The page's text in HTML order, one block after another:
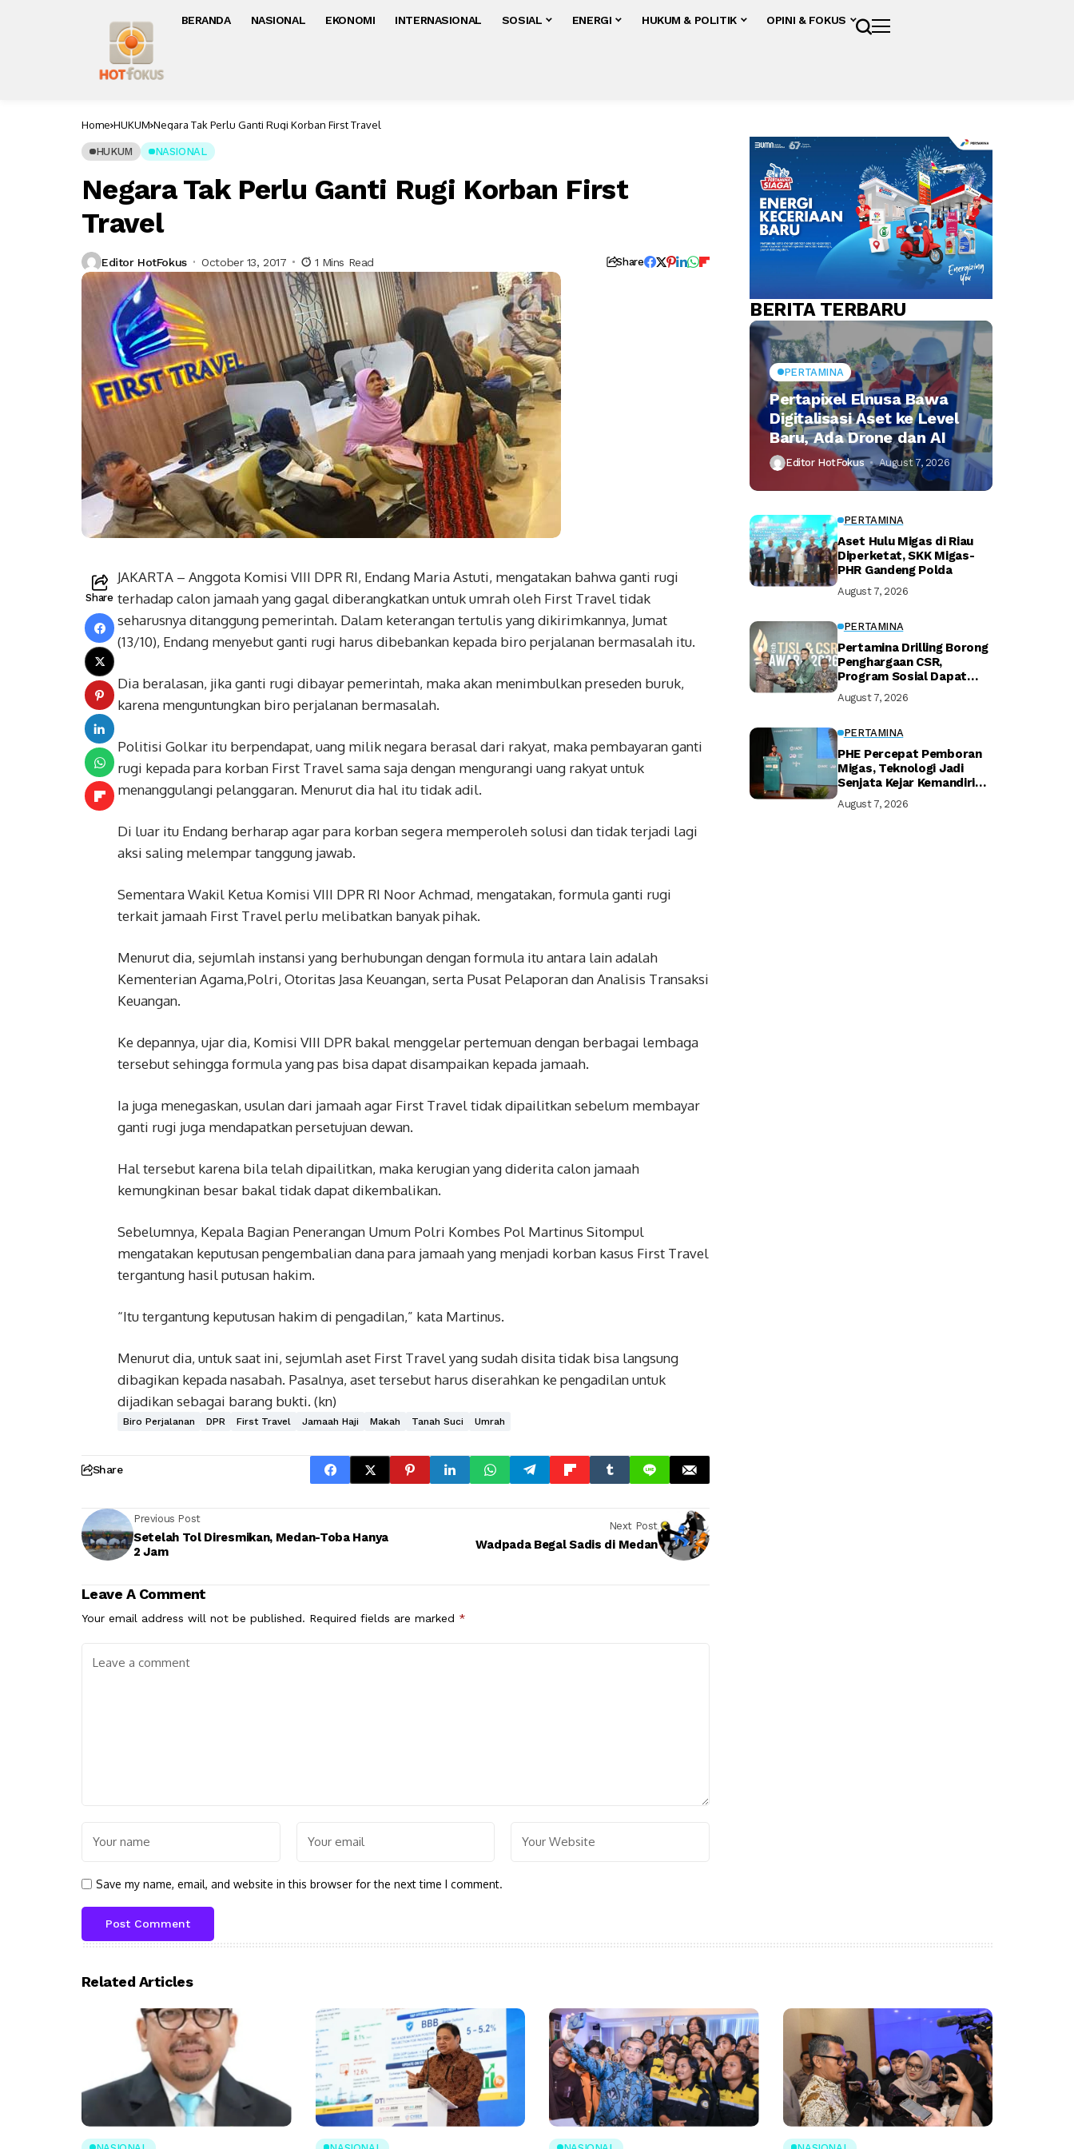
BERANDA NASIONAL EKONOMI INTERNASIONAL SOSIAL ENERGI HUKUM & POLITIK OPINI & FOKUS
Home HUKUM Negara Tak Perlu Ganti Rugi Korban First Travel
HUKUM NASIONAL
Negara Tak Perlu Ganti Rugi Korban First
Travel
Editor HotFokus October 13, 2017 1 Mins Read Share
Share
JAKARTA – Anggota Komisi VIII DPR RI, Endang Maria Astuti, mengatakan bahwa ganti rugi
terhadap calon jamaah yang gagal diberangkatkan untuk umrah oleh First Travel tidak
seharusnya ditanggung pemerintah. Dalam keterangan tertulis yang dikirimkannya, Jumat
(13/10), Endang menyebut ganti rugi harus dibebankan kepada biro perjalanan bermasalah itu.
Dia beralasan, jika ganti rugi dibayar pemerintah, maka akan menimbulkan preseden buruk,
karena menguntungkan biro perjalanan bermasalah.
Politisi Golkar itu berpendapat, uang milik negara berasal dari rakyat, maka pembayaran ganti
rugi kepada para korban First Travel sama saja dengan mengurangi uang rakyat untuk
menanggulangi pelanggaran. Menurut dia hal itu tidak adil.
Di luar itu Endang berharap agar para korban segera memperoleh solusi dan tidak terjadi lagi
aksi saling melempar tanggung jawab.
Sementara Wakil Ketua Komisi VIII DPR RI Noor Achmad, mengatakan, formula ganti rugi
terkait jamaah First Travel perlu melibatkan banyak pihak.
Menurut dia, sejumlah instansi yang berhubungan dengan formula itu antara lain adalah
Kementerian Agama,Polri, Otoritas Jasa Keuangan, serta Pusat Pelaporan dan Analisis Transaksi
Keuangan.
Ke depannya, ujar dia, Komisi VIII DPR bakal menggelar pertemuan dengan berbagai lembaga
tersebut sehingga formula yang pas bisa dapat disampaikan kepada jamaah.
Ia juga menegaskan, usulan dari jamaah agar First Travel tidak dipailitkan sebelum membayar
ganti rugi juga mendapatkan persetujuan dewan.
Hal tersebut karena bila telah dipailitkan, maka kerugian yang diderita calon jamaah
kemungkinan besar bakal tidak dapat dikembalikan.
Sebelumnya, Kepala Bagian Penerangan Umum Polri Kombes Pol Martinus Sitompul
mengatakan keputusan pengembalian dana para jamaah yang menjadi korban kasus First Travel
tergantung hasil putusan hakim.
“Itu tergantung keputusan hakim di pengadilan,” kata Martinus.
Menurut dia, untuk saat ini, sejumlah aset First Travel yang sudah disita tidak bisa langsung
dibagikan kepada nasabah. Pasalnya, aset tersebut harus diserahkan ke pengadilan untuk
dijadikan sebagai barang bukti. (kn)
Biro Perjalanan DPR First Travel Jamaah Haji Makah Tanah Suci Umrah
Share
Previous Post
Setelah Tol Diresmikan, Medan-Toba Hanya
2 Jam
Next Post
Wadpada Begal Sadis di Medan
Leave A Comment
Your email address will not be published. Required fields are marked *
Save my name, email, and website in this browser for the next time I comment.
BERITA TERBARU
PERTAMINA
Pertapixel Elnusa Bawa
Digitalisasi Aset ke Level
Baru, Ada Drone dan AI
Editor HotFokus August 7, 2026
PERTAMINA
Aset Hulu Migas di Riau
Diperketat, SKK Migas-
PHR Gandeng Polda
August 7, 2026
PERTAMINA
Pertamina Drilling Borong
Penghargaan CSR,
Program Sosial Dapat
August 7, 2026
PERTAMINA
PHE Percepat Pemboran
Migas, Teknologi Jadi
Senjata Kejar Kemandirian
August 7, 2026
Related Articles